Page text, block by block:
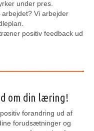
under pres​.
Vi arbejder
positiv feedback ud
om din læring!
forandring ud af
forudsætninger og